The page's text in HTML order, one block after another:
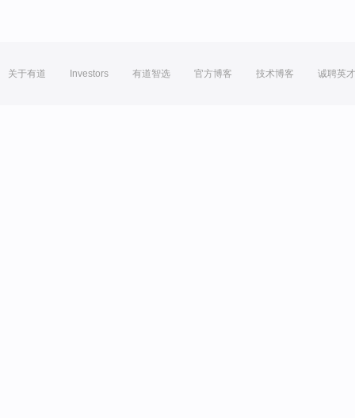
关于有道 Investors 有道智选 官方博客 技术博客 诚聘英才